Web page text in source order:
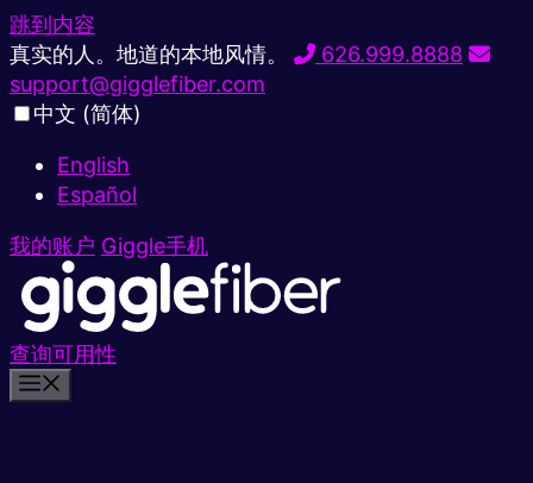
跳到内容
真实的人。地道的本地风情。
626.999.8888
support@gigglefiber.com
中文 (简体)
English
Español
我的账户 Giggle手机
查询可用性